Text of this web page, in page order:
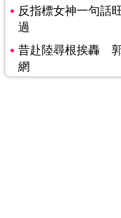
反指標女神一句話
過
昔赴陸尋根挨轟
網